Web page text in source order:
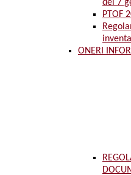
del 7
PTOF
ONERI